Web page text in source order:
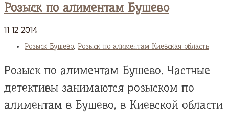
Розыск по алиментам Бушево
11 12 2014
Розыск Бушево, Розыск по алиментам Киевская область
Розыск по алиментам Бушево. Частные
детективы занимаются розыском по
алиментам в Бушево, в Киевской области